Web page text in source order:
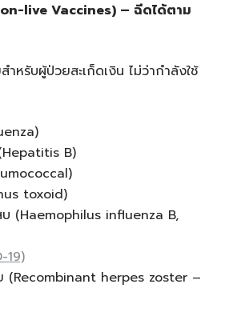
live Vaccines) – ฉีดได้ตาม
หรับผู้ป่วยสะเก็ดเงิน ไม่ว่ากำลังใช้
B)
toxoid)
(Haemophilus influenza B,
19)
(Recombinant herpes zoster –